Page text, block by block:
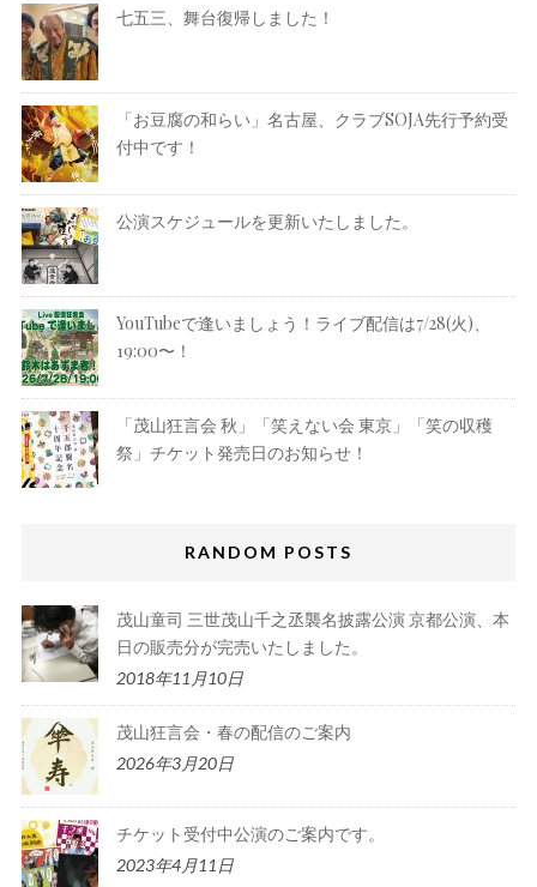
七五三、舞台復帰しました！
「お豆腐の和らい」名古屋、クラブSOJA先行予約受
付中です！
公演スケジュールを更新いたしました。
YouTubeで逢いましょう！ライブ配信は7/28(火)、
19:00〜！
「茂山狂言会 秋」「笑えない会 東京」「笑の収穫
祭」チケット発売日のお知らせ！
RANDOM POSTS
茂山童司 三世茂山千之丞襲名披露公演 京都公演、本
日の販売分が完売いたしました。
2018年11月10日
茂山狂言会・春の配信のご案内
2026年3月20日
チケット受付中公演のご案内です。
2023年4月11日